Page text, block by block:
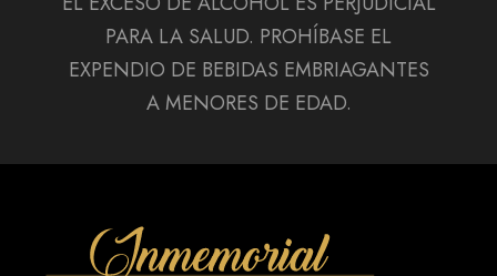
PARA LA SALUD. PROHÍBASE EL
EXPENDIO DE BEBIDAS EMBRIAGANTES
A MENORES DE EDAD.